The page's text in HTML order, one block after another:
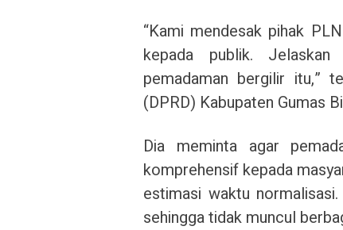
“Kami mendesak pihak
kepada publik.
pemadaman bergilir itu,”
(DPRD) Kabupaten Gumas
Dia meminta agar
komprehensif kepada
estimasi waktu
sehingga tidak muncul